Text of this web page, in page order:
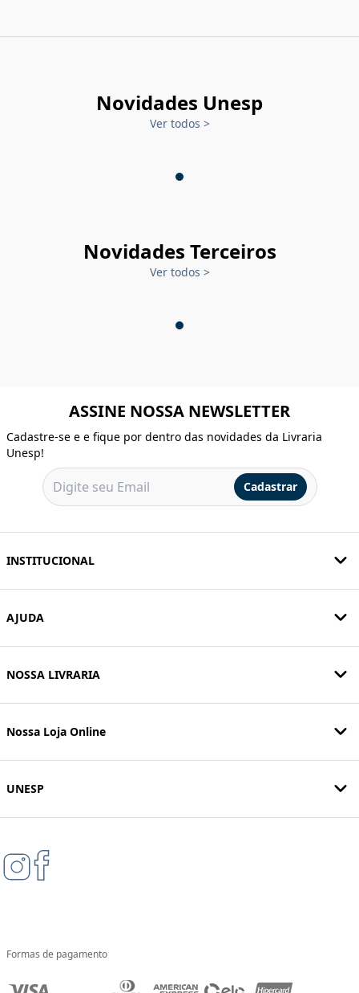
Novidades Unesp
Ver todos >
Novidades Terceiros
Ver todos >
ASSINE NOSSA NEWSLETTER
Cadastre-se e e fique por dentro das novidades da Livraria
Unesp!
Cadastrar
INSTITUCIONAL
AJUDA
NOSSA LIVRARIA
Nossa Loja Online
UNESP
Formas de pagamento